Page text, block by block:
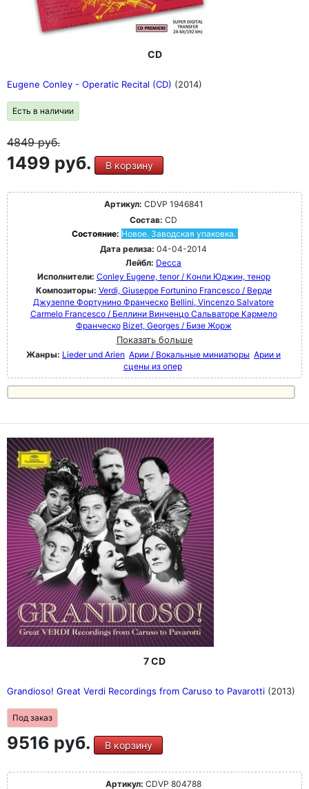
CD
Eugene Conley - Operatic Recital (CD) (2014)
Есть в наличии
4849руб.
1499 руб. В корзину
Артикул: CDVP 1946841
Состав: CD
Состояние: Новое. Заводская упаковка.
Дата релиза: 04-04-2014
Лейбл: Decca
Исполнители: Conley Eugene, tenor / Конли Юджин, тенор
Композиторы: Verdi, Giuseppe Fortunino Francesco / Верди
Джузеппе Фортунино Франческо Bellini, Vincenzo Salvatore
Carmelo Francesco / Беллини Винченцо Сальваторе Кармело
Франческо Bizet, Georges / Бизе Жорж
Показать больше
Жанры: Lieder und Arien Арии / Вокальные миниатюры Арии и
сцены из опер
7 CD
Grandioso! Great Verdi Recordings from Caruso to Pavarotti (2013)
Под заказ
9516 руб. В корзину
Артикул: CDVP 804788